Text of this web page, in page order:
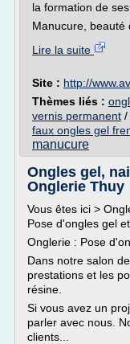
la formation de
Manucure, beauté
Lire la suite
Site : http://
Thèmes liés :
vernis permanent /
faux ongles gel
manucure
Ongles gel,
Onglerie Thuy
Vous êtes ici >
Pose d'ongles gel
Onglerie : Pose
Dans notre salon
prestations et les
résine.
Si vous avez un
parler avec nous.
clients...